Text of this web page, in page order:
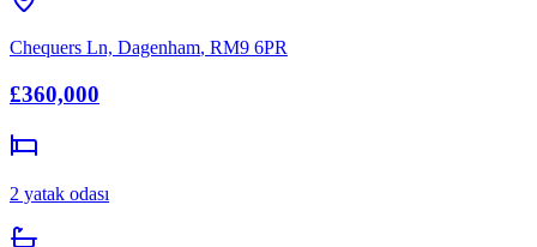
Chequers Ln, Dagenham, RM9 6PR
£360,000
2 yatak odası